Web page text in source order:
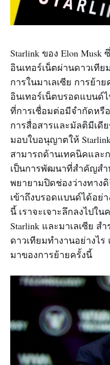
Starlink ของ Elon Musk
อินเทอร์เน็ตผ่านดาวเที
การในมาเลเซีย การย้า
อินเทอร์เน็ตบรอดแบนด์
ที่การเชื่อมต่อมีจำกัดหรื
การสื่อสารและมัลติมีเดี
มอบใบอนุญาตให้
สามารถด้านเทคนิคและ
เป็นการพัฒนาที่สำคัญสำ
พยายามปิดช่องว่างทาง
เข้าถึงบรอดแบนด์ได้อย่
นี้ เราจะเจาะลึกลงไปใ
Starlink และมาเลเซีย ส
ดาวเทียมทำงานอย่างไ
มาของการย้ายครั้งนี้